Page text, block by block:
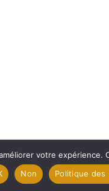
votre expérience.
Non Politique des